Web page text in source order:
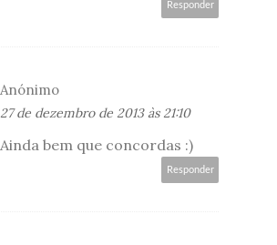
Responder
Anónimo
27 de dezembro de 2013 às 21:10
Ainda bem que concordas :)
Responder